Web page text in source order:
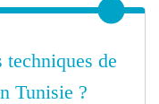
de
Tunisie ?